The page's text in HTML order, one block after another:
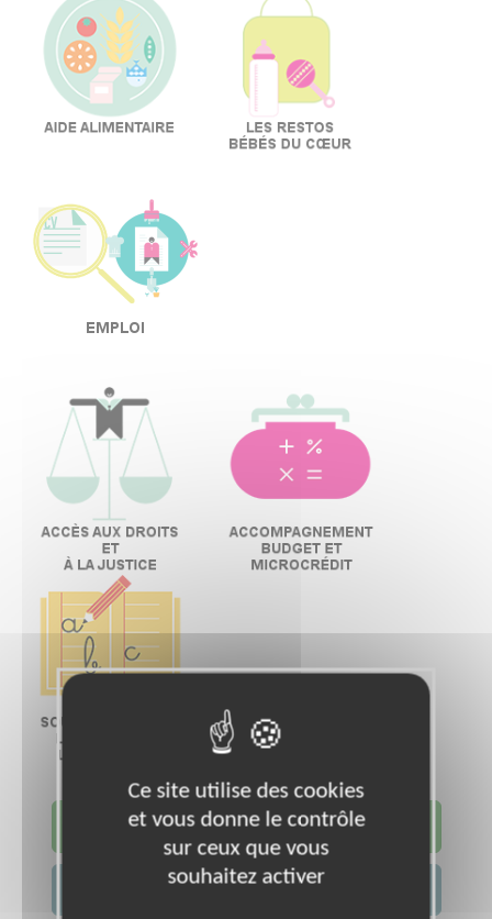
JE DEVIENS BÉNÉVOLE !
JE CONTACTE L'ASSOCIATION
Ce site utilise des cookies
et vous donne le contrôle
sur ceux que vous
souhaitez activer